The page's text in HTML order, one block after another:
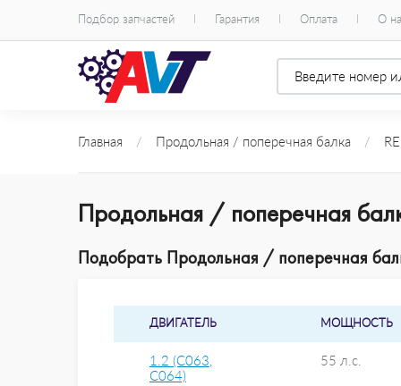
Подбор запчастей Гарантия Оплата О
Главная / Продольная / поперечная балка /
Продольная / поперечная
Подобрать Продольная / поперечная
ДВИГАТЕЛЬ МОЩНОСТЬ
1.2 (C063,
C064)
55 л.с.